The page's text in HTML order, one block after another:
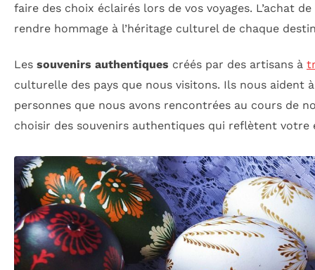
faire des choix éclairés lors de vos voyages. L’achat de
rendre hommage à l’héritage culturel de chaque
Les souvenirs authentiques créés par des artisans à
culturelle des pays que nous visitons. Ils nous aident
personnes que nous avons rencontrées au cours de
choisir des souvenirs authentiques qui reflètent votre